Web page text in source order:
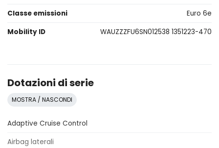
Classe emissioni
Euro 6e
Mobility ID
WAUZZZFU6SN012538 1351223-470
Dotazioni di serie
MOSTRA / NASCONDI
Adaptive Cruise Control
Airbag laterali